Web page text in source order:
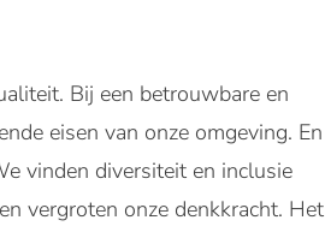
Bij een betrouwbare en
eisen van onze omgeving. En
vinden diversiteit en inclusie
vergroten onze denkkracht. Het